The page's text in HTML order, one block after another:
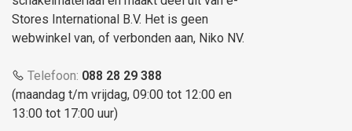
Stores International B.V. Het is geen
webwinkel van, of verbonden aan, Niko NV.
Telefoon: 088 28 29 388
(maandag t/m vrijdag, 09:00 tot 12:00 en
13:00 tot 17:00 uur)